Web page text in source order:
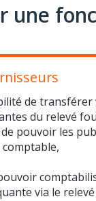
une
de transférer
du relevé
de pouvoir les
via le